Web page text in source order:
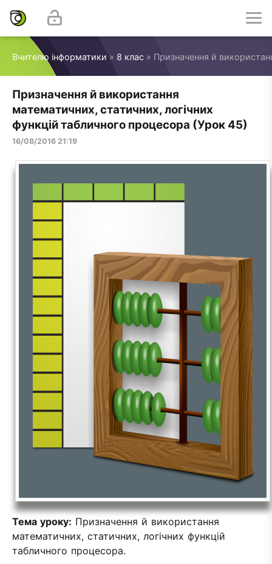
Вчителю інформатики » 8 клас » Призначення й
Призначення й використання
математичних, статичних, логічних
функцій табличного процесора (Урок 45)
16/08/2016 21:19
Тема уроку: Призначення й використання
математичних, статичних, логічних функцій
табличного процесора.